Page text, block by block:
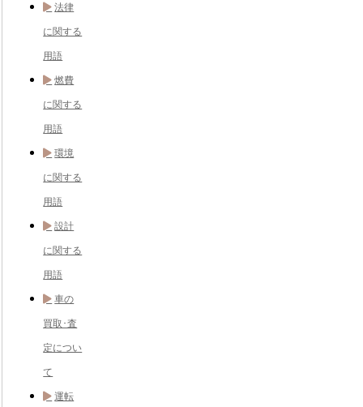
法律
に関する
用語
燃費
に関する
用語
環境
に関する
用語
設計
に関する
用語
車の
買取･査
定につい
て
運転